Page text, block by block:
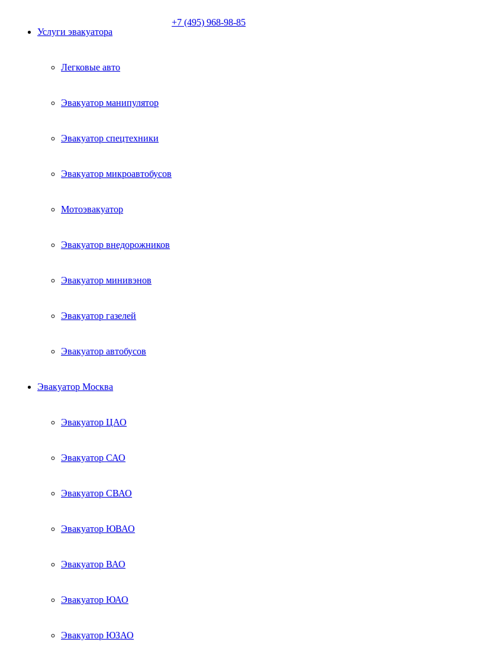
Услуги эвакуатора
Легковые авто
Эвакуатор манипулятор
Эвакуатор спецтехники
Эвакуатор микроавтобусов
Мотоэвакуатор
Эвакуатор внедорожников
Эвакуатор минивэнов
Эвакуатор газелей
Эвакуатор автобусов
Эвакуатор Москва
Эвакуатор ЦАО
Эвакуатор САО
Эвакуатор СВАО
Эвакуатор ЮВАО
Эвакуатор ВАО
Эвакуатор ЮАО
Эвакуатор ЮЗАО
+7 (495) 968-98-85